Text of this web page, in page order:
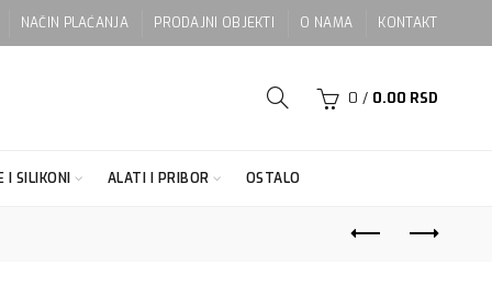
NAČIN PLAĆANJA PRODAJNI OBJEKTI O NAMA KONTAKT
0 / 0.00 RSD
I SILIKONI ALATI I PRIBOR OSTALO